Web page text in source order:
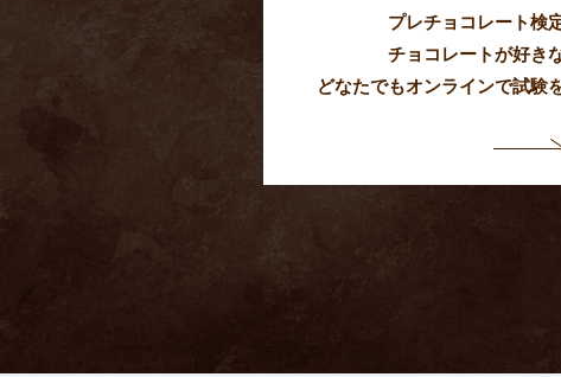
プレチョコレート検
チョコレートが好き
どなたでもオンラインで試験